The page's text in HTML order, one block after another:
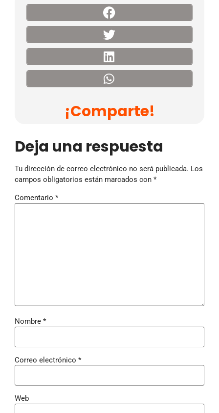
¡Comparte!
Deja una respuesta
Tu dirección de correo electrónico no será publicada. Los
campos obligatorios están marcados con *
Comentario *
Nombre *
Correo electrónico *
Web